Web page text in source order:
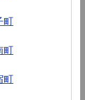
町
町
町